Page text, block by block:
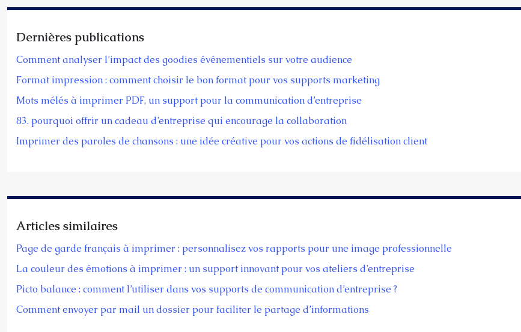
Dernières publications
Comment analyser l’impact des goodies événementiels sur votre audience
Format impression : comment choisir le bon format pour vos supports marketing
Mots mélés à imprimer PDF, un support pour la communication d’entreprise
83. pourquoi offrir un cadeau d’entreprise qui encourage la collaboration
Imprimer des paroles de chansons : une idée créative pour vos actions de fidélisation client
Articles similaires
Page de garde français à imprimer : personnalisez vos rapports pour une image professionnelle
La couleur des émotions à imprimer : un support innovant pour vos ateliers d’entreprise
Picto balance : comment l’utiliser dans vos supports de communication d’entreprise ?
Comment envoyer par mail un dossier pour faciliter le partage d’informations